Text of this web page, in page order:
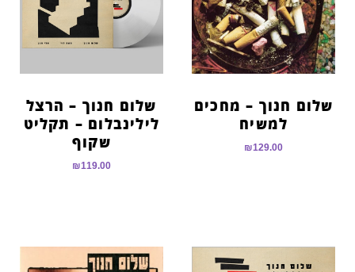
format_underlined הוסף קו תחתון לקישורים
font_download סמן קישורים
לאפס
כל
האפשרויות
cached
שלום חנוך – מחכים
למשיח
₪129.00
שלום חנוך – הרצל
לילינבלום – תקליט
שקוף
₪119.00